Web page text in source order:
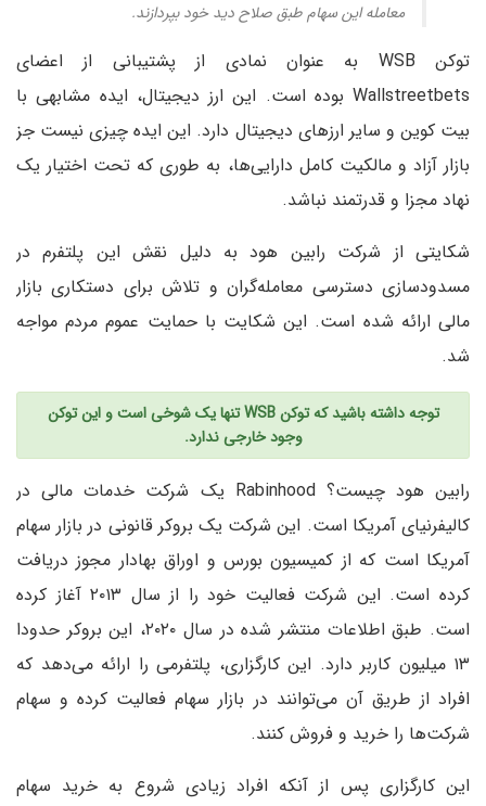
معامله این سهام طبق صلاح دید خود بپردازند.
توکن WSB به عنوان نمادی از پشتیبانی از اعضای
Wallstreetbets بوده است. این ارز دیجیتال، ایده مشابهی با
بیت کوین و سایر ارزهای دیجیتال دارد. این ایده چیزی نیست جز
بازار آزاد و مالکیت کامل دارایی‌ها، به طوری که تحت اختیار یک
نهاد مجزا و قدرتمند نباشد.
شکایتی از شرکت رابین هود به دلیل نقش این پلتفرم در
مسدودسازی دسترسی معامله‌گران و تلاش برای دستکاری بازار
مالی ارائه شده است. این شکایت با حمایت عموم مردم مواجه
شد.
توجه داشته باشید که توکن WSB تنها یک شوخی است و این توکن
وجود خارجی ندارد.
رابین هود چیست؟ Rabinhood یک شرکت خدمات مالی در
کالیفرنیای آمریکا است. این شرکت یک بروکر قانونی در بازار سهام
آمریکا است که از کمیسیون بورس و اوراق بهادار مجوز دریافت
کرده است. این شرکت فعالیت خود را از سال ۲۰۱۳ آغاز کرده
است. طبق اطلاعات منتشر شده در سال ۲۰۲۰، این بروکر حدودا
۱۳ میلیون کاربر دارد. این کارگزاری، پلتفرمی را ارائه می‌دهد که
افراد از طریق آن می‌توانند در بازار سهام فعالیت کرده و سهام
شرکت‌ها را خرید و فروش کنند.
این کارگزاری پس از آنکه افراد زیادی شروع به خرید سهام